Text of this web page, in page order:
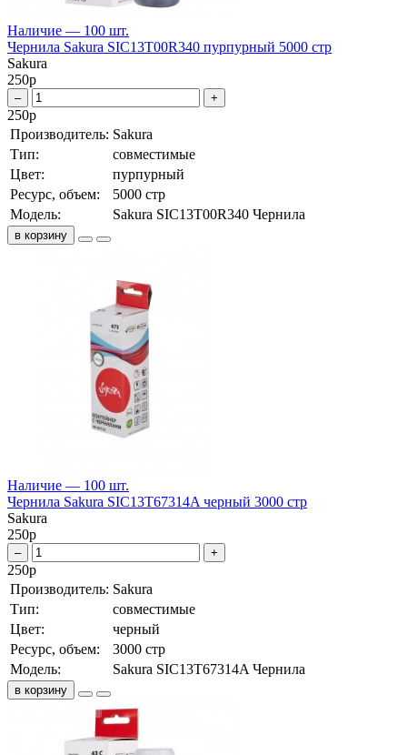
Наличие — 100 шт.
Чернила Sakura SIC13T00R340 пурпурный 5000 стр
Sakura
250р
– +
250р
Производитель: Sakura
Тип:
совместимые
Цвет:
пурпурный
Ресурс, объем:
5000 стр
Модель:
Sakura SIC13T00R340 Чернила
в корзину
Наличие — 100 шт.
Чернила Sakura SIC13T67314A черный 3000 стр
Sakura
250р
– +
250р
Производитель: Sakura
Тип:
совместимые
Цвет:
черный
Ресурс, объем:
3000 стр
Модель:
Sakura SIC13T67314A Чернила
в корзину